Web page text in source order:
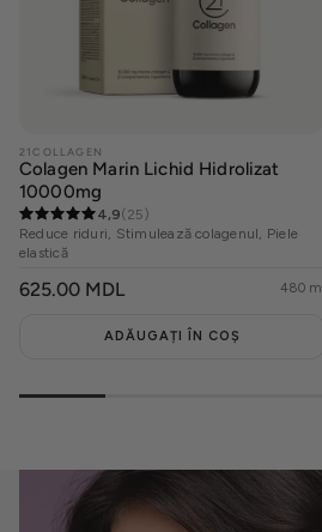
21COLLAGEN
Colagen Marin Lichid Hidrolizat
10000mg
4,9(25)
Reduce riduri, Stimulează colagenul, Piele
elastică
PREȚ
625.00 MDL 480 ml
ADĂUGAȚI ÎN COȘ